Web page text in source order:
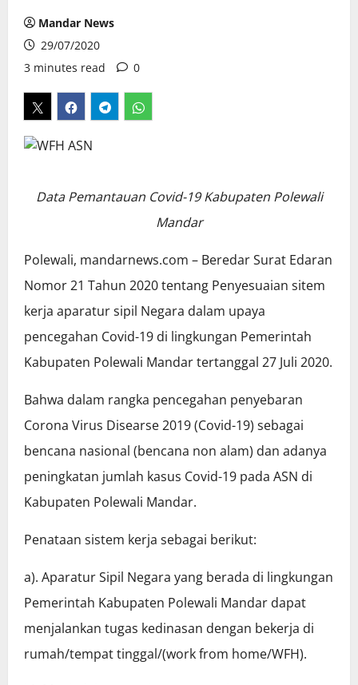
Mandar News
29/07/2020
3 minutes read
0
Data Pemantauan Covid-19 Kabupaten Polewali
Mandar
Polewali, mandarnews.com – Beredar Surat Edaran
Nomor 21 Tahun 2020 tentang Penyesuaian sitem
kerja aparatur sipil Negara dalam upaya
pencegahan Covid-19 di lingkungan Pemerintah
Kabupaten Polewali Mandar tertanggal 27 Juli 2020.
Bahwa dalam rangka pencegahan penyebaran
Corona Virus Disearse 2019 (Covid-19) sebagai
bencana nasional (bencana non alam) dan adanya
peningkatan jumlah kasus Covid-19 pada ASN di
Kabupaten Polewali Mandar.
Penataan sistem kerja sebagai berikut:
a). Aparatur Sipil Negara yang berada di lingkungan
Pemerintah Kabupaten Polewali Mandar dapat
menjalankan tugas kedinasan dengan bekerja di
rumah/tempat tinggal/(work from home/WFH).